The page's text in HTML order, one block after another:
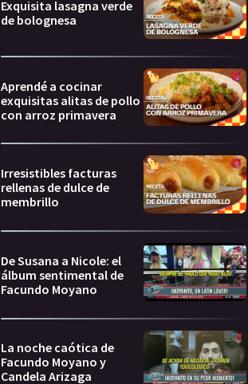
Exquisita lasagna verde
de bolognesa
Aprendé a cocinar
exquisitas alitas de pollo
con arroz primavera
Irresistibles facturas
rellenas de dulce de
membrillo
De Susana a Nicole: el
álbum sentimental de
Facundo Moyano
La noche caótica de
Facundo Moyano y
Candela Arizaga